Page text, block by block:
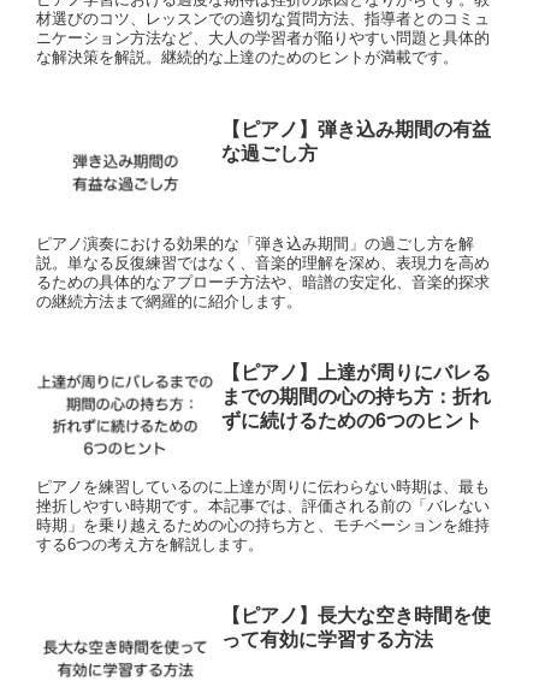
材選びのコツ、レッスンでの適切な質問方法、指導者とのコミュ
ニケーション方法など、大人の学習者が陥りやすい問題と具体的
な解決策を解説。継続的な上達のためのヒントが満載です。
【ピアノ】弾き込み期間の有益
な過ごし方
ピアノ演奏における効果的な「弾き込み期間」の過ごし方を解
説。単なる反復練習ではなく、音楽的理解を深め、表現力を高め
るための具体的なアプローチ方法や、暗譜の安定化、音楽的探求
の継続方法まで網羅的に紹介します。
【ピアノ】上達が周りにバレる
までの期間の心の持ち方：折れ
ずに続けるための6つのヒント
ピアノを練習しているのに上達が周りに伝わらない時期は、最も
挫折しやすい時期です。本記事では、評価される前の「バレない
時期」を乗り越えるための心の持ち方と、モチベーションを維持
する6つの考え方を解説します。
【ピアノ】長大な空き時間を使
って有効に学習する方法